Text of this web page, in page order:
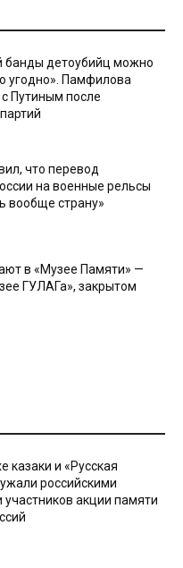
банды детоубийц можно
угодно». Памфилова
Путиным после
что перевод
на военные рельсы
вообще страну»
в «Музее Памяти» —
ГУЛАГа», закрытом
казаки и «Русская
российскими
участников акции памяти